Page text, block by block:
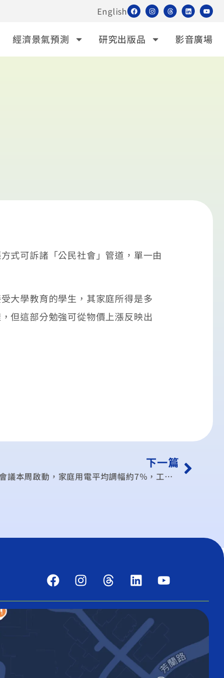
English
經濟景氣預測 研究出版品 影音廣場
式可訴諸「公民社會」管道，單一由
大學教育的學生，其家庭所得是多
但這部分勉強可從物價上漲反映出
下一篇
七月起電價調漲13% 電價諮委會議本周啟動，家庭用電平均調幅約7％，工業用電漲逾15％